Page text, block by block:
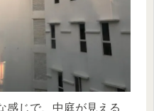
感じで、中庭が見える